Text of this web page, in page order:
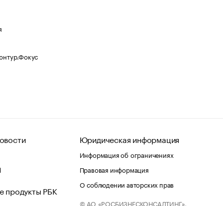
продукты РБК
Юридическая информация
Информация об ограничениях
Правовая информация
О соблюдении авторских прав
© АО «РОСБИЗНЕСКОНСАЛТИНГ»,